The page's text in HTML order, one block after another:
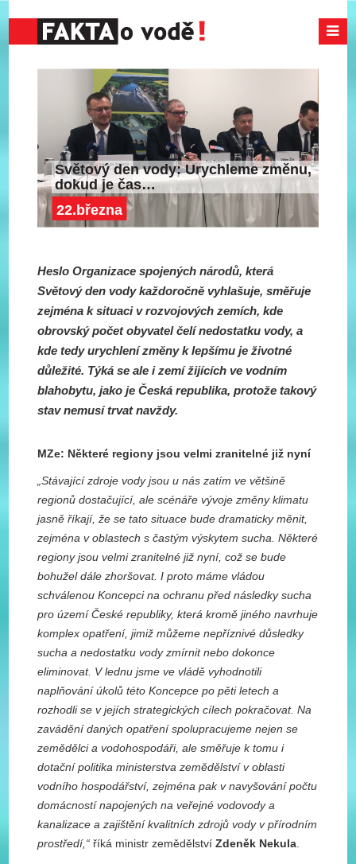
Světový den vody: Urychleme změnu,
dokud je čas…
22.března
Heslo Organizace spojených národů, která
Světový den vody každoročně vyhlašuje, směřuje
zejména k situaci v rozvojových zemích, kde
obrovský počet obyvatel čelí nedostatku vody, a
kde tedy urychlení změny k lepšímu je životné
důležité. Týká se ale i zemí žijících ve vodním
blahobytu, jako je Česká republika, protože takový
stav nemusí trvat navždy.
MZe: Některé regiony jsou velmi zranitelné již nyní
„Stávající zdroje vody jsou u nás zatím ve většině
regionů dostačující, ale scénáře vývoje změny klimatu
jasně říkají, že se tato situace bude dramaticky měnit,
zejména v oblastech s častým výskytem sucha. Některé
regiony jsou velmi zranitelné již nyní, což se bude
bohužel dále zhoršovat. I proto máme vládou
schválenou Koncepci na ochranu před následky sucha
pro území České republiky, která kromě jiného navrhuje
komplex opatření, jimiž můžeme nepříznivé důsledky
sucha a nedostatku vody zmírnit nebo dokonce
eliminovat. V lednu jsme ve vládě vyhodnotili
naplňování úkolů této Koncepce po pěti letech a
rozhodli se v jejích strategických cílech pokračovat. Na
zavádění daných opatření spolupracujeme nejen se
zemědělci a vodohospodáři, ale směřuje k tomu i
dotační politika ministerstva zemědělství v oblasti
vodního hospodářství, zejména pak v navyšování počtu
domácností napojených na veřejné vodovody a
kanalizace a zajištění kvalitních zdrojů vody v přírodním
prostředí,“ říká ministr zemědělstvíZdeněk Nekula.